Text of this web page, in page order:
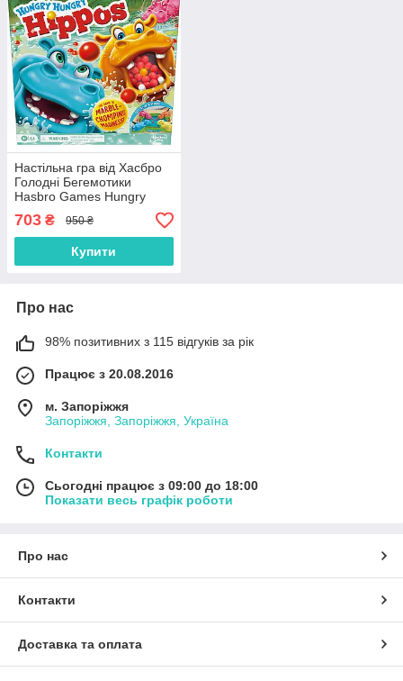
Настільна гра від Хасбро
Голодні Бегемотики
Hasbro Games Hungry
703 ₴ 950 ₴
Купити
Про нас
98% позитивних з 115 відгуків за рік
Працює з 20.08.2016
м. Запоріжжя
Запоріжжя, Запоріжжя, Україна
Контакти
Сьогодні працює з 09:00 до 18:00
Показати весь графік роботи
Про нас
Контакти
Доставка та оплата